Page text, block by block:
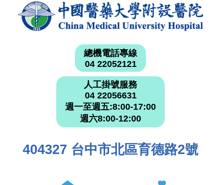
總機電話專線
04 22052121
人工掛號服務
04 22056631
週一至週五:8:00-17:00
週六8:00-12:00
404327 台中市北區育德路2號